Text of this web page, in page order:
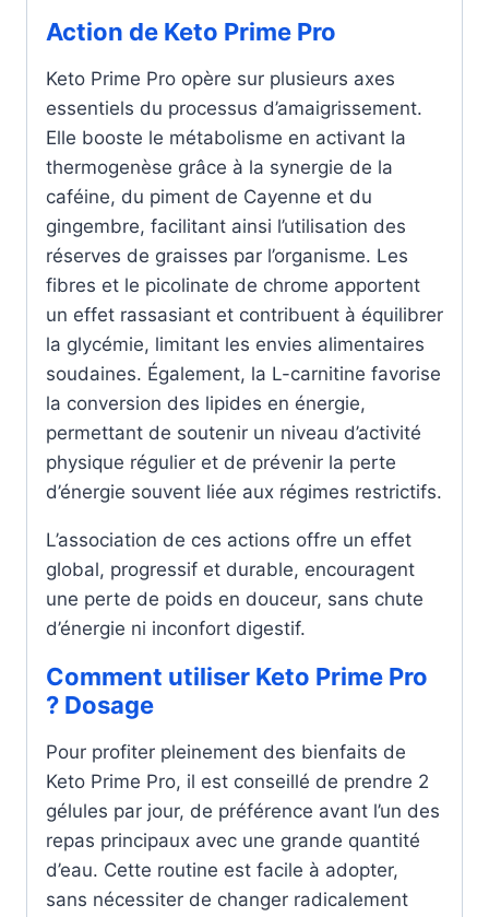
Action de Keto Prime Pro
Keto Prime Pro opère sur plusieurs axes
essentiels du processus d’amaigrissement.
Elle booste le métabolisme en activant la
thermogenèse grâce à la synergie de la
caféine, du piment de Cayenne et du
gingembre, facilitant ainsi l’utilisation des
réserves de graisses par l’organisme. Les
fibres et le picolinate de chrome apportent
un effet rassasiant et contribuent à équilibrer
la glycémie, limitant les envies alimentaires
soudaines. Également, la L-carnitine favorise
la conversion des lipides en énergie,
permettant de soutenir un niveau d’activité
physique régulier et de prévenir la perte
d’énergie souvent liée aux régimes restrictifs.
L’association de ces actions offre un effet
global, progressif et durable, encouragent
une perte de poids en douceur, sans chute
d’énergie ni inconfort digestif.
Comment utiliser Keto Prime Pro
? Dosage
Pour profiter pleinement des bienfaits de
Keto Prime Pro, il est conseillé de prendre 2
gélules par jour, de préférence avant l’un des
repas principaux avec une grande quantité
d’eau. Cette routine est facile à adopter,
sans nécessiter de changer radicalement